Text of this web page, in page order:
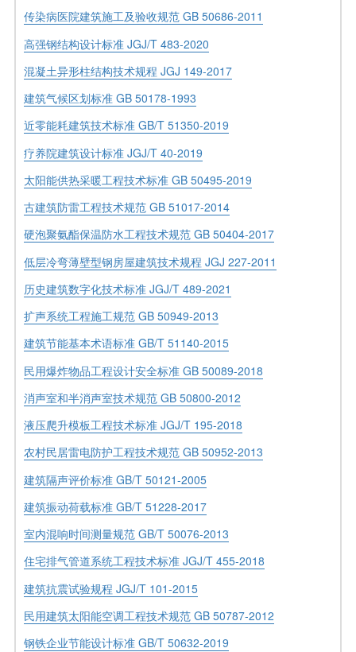
传染病医院建筑施工及验收规范 GB 50686-2011
高强钢结构设计标准 JGJ/T 483-2020
混凝土异形柱结构技术规程 JGJ 149-2017
建筑气候区划标准 GB 50178-1993
近零能耗建筑技术标准 GB/T 51350-2019
疗养院建筑设计标准 JGJ/T 40-2019
太阳能供热采暖工程技术标准 GB 50495-2019
古建筑防雷工程技术规范 GB 51017-2014
硬泡聚氨酯保温防水工程技术规范 GB 50404-2017
低层冷弯薄壁型钢房屋建筑技术规程 JGJ 227-2011
历史建筑数字化技术标准 JGJ/T 489-2021
扩声系统工程施工规范 GB 50949-2013
建筑节能基本术语标准 GB/T 51140-2015
民用爆炸物品工程设计安全标准 GB 50089-2018
消声室和半消声室技术规范 GB 50800-2012
液压爬升模板工程技术标准 JGJ/T 195-2018
农村民居雷电防护工程技术规范 GB 50952-2013
建筑隔声评价标准 GB/T 50121-2005
建筑振动荷载标准 GB/T 51228-2017
室内混响时间测量规范 GB/T 50076-2013
住宅排气管道系统工程技术标准 JGJ/T 455-2018
建筑抗震试验规程 JGJ/T 101-2015
民用建筑太阳能空调工程技术规范 GB 50787-2012
钢铁企业节能设计标准 GB/T 50632-2019